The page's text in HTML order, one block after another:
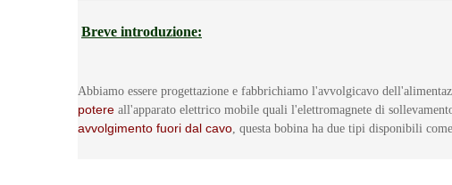
Breve introduzione:
Abbiamo essere progettazione e fabbrichiamo l'avvolgicavo
potere all'apparato elettrico mobile quali l'elettromagnete di
avvolgimento fuori dal cavo, questa bobina ha due tipi disponibili